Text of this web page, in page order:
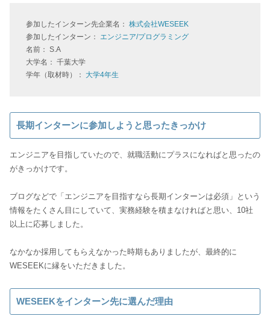
参加したインターン先企業名： 株式会社WESEEK
参加したインターン： エンジニア/プログラミング
名前： S.A
大学名： 千葉大学
学年（取材時）： 大学4年生
長期インターンに参加しようと思ったきっかけ
エンジニアを目指していたので、就職活動にプラスになればと思ったの
がきっかけです。
ブログなどで「エンジニアを目指すなら長期インターンは必須」という
情報をたくさん目にしていて、実務経験を積まなければと思い、10社
以上に応募しました。
なかなか採用してもらえなかった時期もありましたが、最終的に
WESEEKに縁をいただきました。
WESEEKをインターン先に選んだ理由